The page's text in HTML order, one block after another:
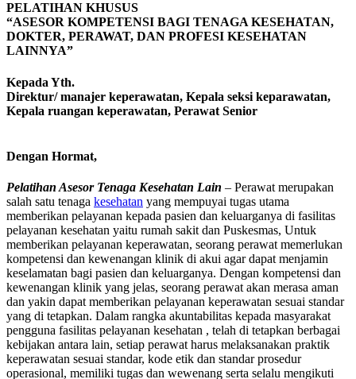
PELATIHAN KHUSUS
“ASESOR KOMPETENSI BAGI TENAGA KESEHATAN,
DOKTER, PERAWAT, DAN PROFESI KESEHATAN
LAINNYA”
Kepada Yth.
Direktur/ manajer keperawatan, Kepala seksi keparawatan,
Kepala ruangan keperawatan, Perawat Senior
Dengan Hormat,
Pelatihan Asesor Tenaga Kesehatan Lain – Perawat merupakan
salah satu tenaga kesehatan yang mempuyai tugas utama
memberikan pelayanan kepada pasien dan keluarganya di fasilitas
pelayanan kesehatan yaitu rumah sakit dan Puskesmas, Untuk
memberikan pelayanan keperawatan, seorang perawat memerlukan
kompetensi dan kewenangan klinik di akui agar dapat menjamin
keselamatan bagi pasien dan keluarganya. Dengan kompetensi dan
kewenangan klinik yang jelas, seorang perawat akan merasa aman
dan yakin dapat memberikan pelayanan keperawatan sesuai standar
yang di tetapkan. Dalam rangka akuntabilitas kepada masyarakat
pengguna fasilitas pelayanan kesehatan , telah di tetapkan berbagai
kebijakan antara lain, setiap perawat harus melaksanakan praktik
keperawatan sesuai standar, kode etik dan standar prosedur
operasional, memiliki tugas dan wewenang serta selalu mengikuti